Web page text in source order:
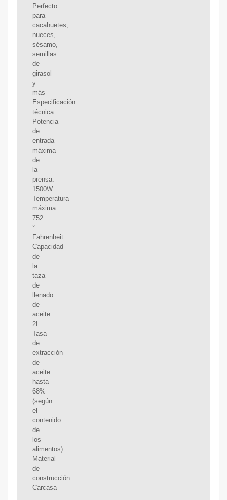
Perfecto
para
cacahuetes,
nueces,
sésamo,
semillas
de
girasol
y
más
Especificación
técnica
Potencia
de
entrada
máxima
de
la
prensa:
1500W
Temperatura
máxima:
752
°
Fahrenheit
Capacidad
de
la
taza
de
llenado
de
aceite:
2L
Tasa
de
extracción
de
aceite:
hasta
68%
(según
el
contenido
de
los
alimentos)
Material
de
construcción:
Carcasa